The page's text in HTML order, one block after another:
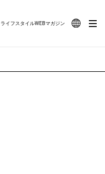
イフスタイルWEBマガジン
#OUTDOOR